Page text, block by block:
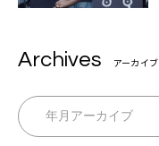
Archives アーカイブ